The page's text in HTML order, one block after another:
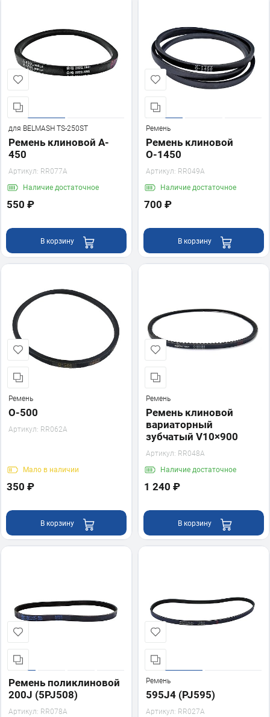
для BELMASH TS-250SТ
Ремень клиновой A-
450
Артикул: RR077A
Наличие достаточное
550 ₽
В корзину
Ремень
Ремень клиновой
О-1450
Артикул: RR049A
Наличие достаточное
700 ₽
В корзину
Ремень
O-500
Артикул: RR062A
Мало в наличии
350 ₽
В корзину
Ремень
Ремень клиновой
вариаторный
зубчатый V10×900
Артикул: RR048A
Наличие достаточное
1 240 ₽
В корзину
Ремень поликлиновой
200J (5PJ508)
Артикул: RR078A
Ремень
595J4 (PJ595)
Артикул: RR027A